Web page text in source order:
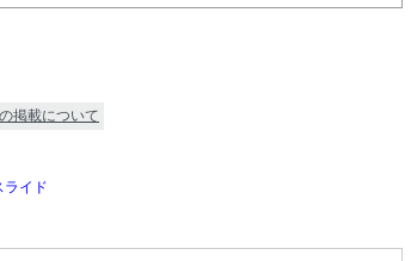
掲載について
ライド